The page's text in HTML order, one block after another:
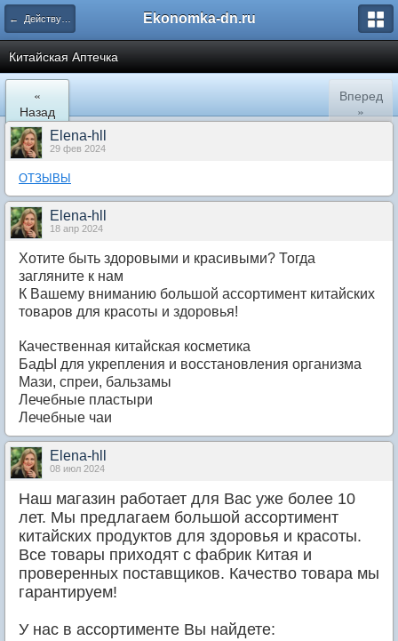
← Действующие закупки Ekonomka-dn.ru
Китайская Аптечка
«
Назад
Вперед
»
Elena-hll
29 фев 2024
ОТЗЫВЫ
Elena-hll
18 апр 2024
Хотите быть здоровыми и красивыми? Тогда
загляните к нам
К Вашему вниманию большой ассортимент китайских
товаров для красоты и здоровья!
Качественная китайская косметика
БадЫ для укрепления и восстановления организма
Мази, спреи, бальзамы
Лечебные пластыри
Лечебные чаи
Elena-hll
08 июл 2024
Наш магазин работает для Вас уже более 10
лет. Мы предлагаем большой ассортимент
китайских продуктов для здоровья и красоты.
Все товары приходят с фабрик Китая и
проверенных поставщиков. Качество товара мы
гарантируем!
У нас в ассортименте Вы найдете: